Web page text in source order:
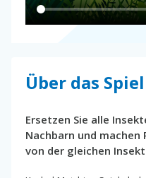
Über das
Ersetzen Sie alle
Nachbarn und machen
von der gleichen